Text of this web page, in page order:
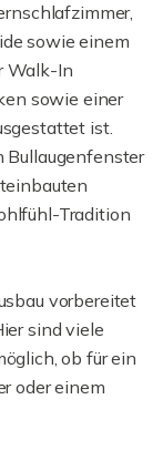
sowie einem
Walk-In
sowie einer
ist.
Bullaugenfenster
Tradition
vorbereitet
sind viele
ob für ein
oder einem